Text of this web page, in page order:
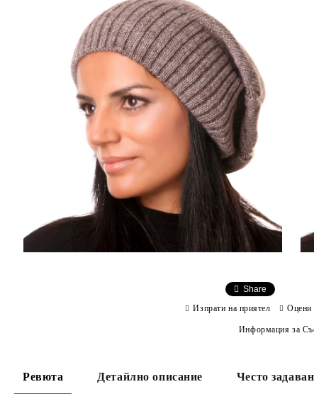
Share
Изпрати на приятел Оцени
Информация за
Ревюта Детайлно описание Често